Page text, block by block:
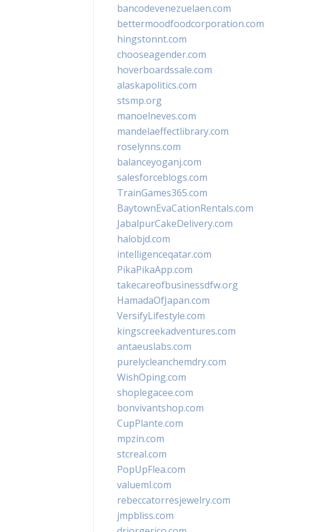
bancodevenezuelaen.com
bettermoodfoodcorporation.com
hingstonnt.com
chooseagender.com
hoverboardssale.com
alaskapolitics.com
stsmp.org
manoelneves.com
mandelaeffectlibrary.com
roselynns.com
balanceyoganj.com
salesforceblogs.com
TrainGames365.com
BaytownEvaCationRentals.com
JabalpurCakeDelivery.com
halobjd.com
intelligenceqatar.com
PikaPikaApp.com
takecareofbusinessdfw.org
HamadaOfJapan.com
VersifyLifestyle.com
kingscreekadventures.com
antaeuslabs.com
purelycleanchemdry.com
WishOping.com
shoplegacee.com
bonvivantshop.com
CupPlante.com
mpzin.com
stcreal.com
PopUpFlea.com
valueml.com
rebeccatorresjewelry.com
jmpbliss.com